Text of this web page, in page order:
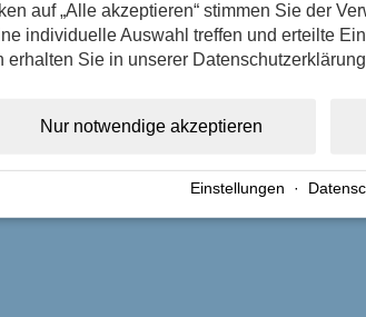
auf „Alle akzeptieren“ stimmen Sie der
individuelle Auswahl treffen und erteilte
Sie in unserer
Nur notwendige akzeptieren
Einstellungen ·